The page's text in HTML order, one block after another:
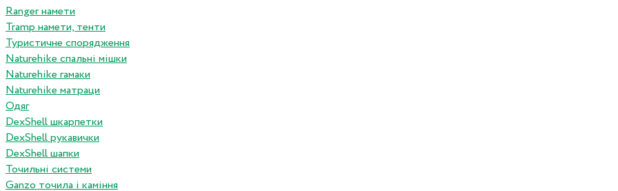
Ranger намети
Tramp намети, тенти
Туристичне спорядження
Naturehike спальні мішки
Naturehike гамаки
Naturehike матраци
Одяг
DexShell шкарпетки
DexShell рукавички
DexShell шапки
Точильні системи
Ganzo точила і каміння